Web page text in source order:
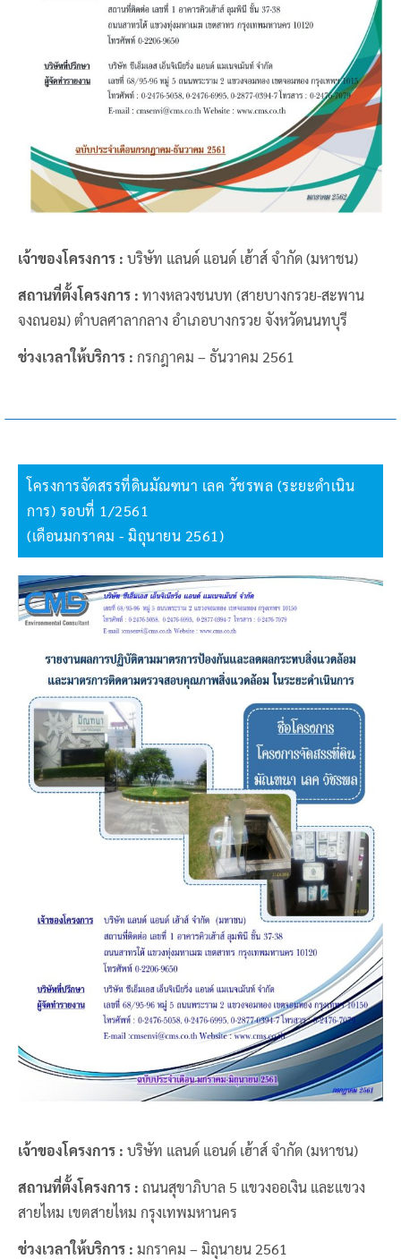
เจ้าของโครงการ : บริษัท แลนด์ แอนด์ เฮ้าส์ จำกัด (มหาชน)
สถานที่ตั้งโครงการ : ทางหลวงชนบท (สายบางกรวย-สะพาน
จงถนอม) ตำบลศาลากลาง อำเภอบางกรวย จังหวัดนนทบุรี
ช่วงเวลาให้บริการ : กรกฎาคม – ธันวาคม 2561
โครงการจัดสรรที่ดินมัณฑนา เลค วัชรพล (ระยะดำเนิน
การ) รอบที่ 1/2561
(เดือนมกราคม - มิถุนายน 2561)
เจ้าของโครงการ : บริษัท แลนด์ แอนด์ เฮ้าส์ จำกัด (มหาชน)
สถานที่ตั้งโครงการ : ถนนสุขาภิบาล 5 แขวงออเงิน และแขวง
สายไหม เขตสายไหม กรุงเทพมหานคร
ช่วงเวลาให้บริการ : มกราคม – มิถุนายน 2561